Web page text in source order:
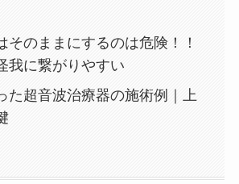
そのままにするのは危険！！
我に繋がりやすい
た超音波治療器の施術例｜上